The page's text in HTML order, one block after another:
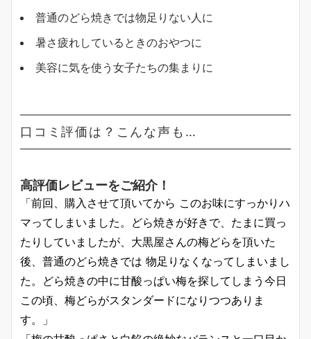
普通のどら焼きでは物足りない人に
暑さ疲れしているときのおやつに
美容に気を使う女子たちの集まりに
口コミ評価は？こんな声も…
高評価レビューをご紹介！
「前回、購入させて頂いてから このお味にすっかりハ
マってしまいました。どら焼きが好きで、たまに買っ
たりしていましたが、大黒屋さんの梅どらを頂いた
後、普通のどら焼きでは 物足りなくなってしまいまし
た。どら焼きの中に甘酸っぱい梅を探してしまう今日
この頃、梅どらがスタンダードになりつつありま
す。」